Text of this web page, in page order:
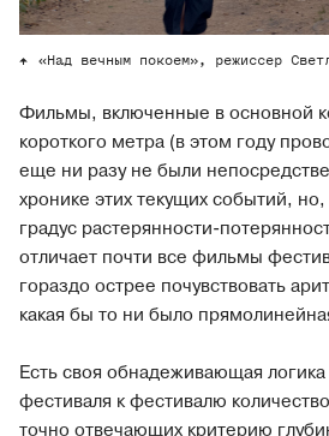
«Над вечным покоем», режиссер
Фильмы, включенные в основной
короткого метра (в этом году
еще ни разу не были
хронике этих текущих событий,
градус растерянности-
отличает почти все фильмы
гораздо острее почувствовать
какая бы то ни было
Есть своя обнадеживающая
фестиваля к фестивалю
точно отвечающих критерию